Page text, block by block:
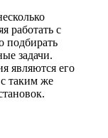
работать с
подбирать
задачи.
являются его
таким же